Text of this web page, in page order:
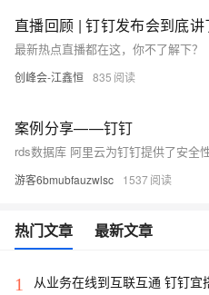
最新热点直播都在这，你不了解下？
创峰会-江鑫恒 835
案例分享——钉钉
游客6bmubfauzwlsc 1537
热门文章 最新文章
1
从业务在线到互联互通 钉钉